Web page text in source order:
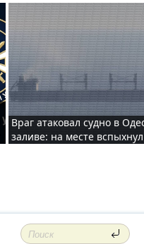
Враг атаковал судно в
заливе: на месте